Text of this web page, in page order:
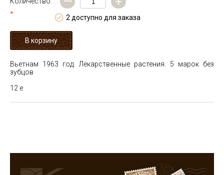
*
2 доступно для заказа
Вьетнам 1963 год. Лекарственные растения. 5 марок без
зубцов
12 е